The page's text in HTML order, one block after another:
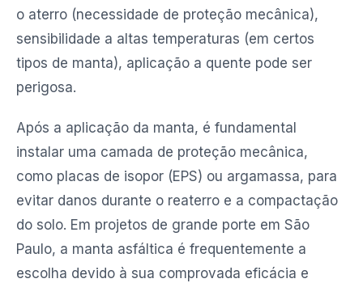
o aterro (necessidade de proteção mecânica),
sensibilidade a altas temperaturas (em certos
tipos de manta), aplicação a quente pode ser
perigosa.
Após a aplicação da manta, é fundamental
instalar uma camada de proteção mecânica,
como placas de isopor (EPS) ou argamassa, para
evitar danos durante o reaterro e a compactação
do solo. Em projetos de grande porte em São
Paulo, a manta asfáltica é frequentemente a
escolha devido à sua comprovada eficácia e